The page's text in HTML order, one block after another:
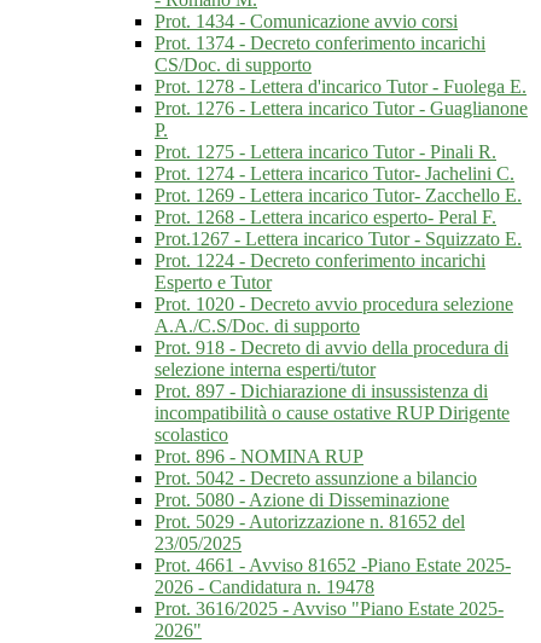
Prot. 1434 - Comunicazione avvio corsi
Prot. 1374 - Decreto conferimento incarichi
CS/Doc. di supporto
Prot. 1278 - Lettera d'incarico Tutor - Fuolega E.
Prot. 1276 - Lettera incarico Tutor - Guaglianone
P.
Prot. 1275 - Lettera incarico Tutor - Pinali R.
Prot. 1274 - Lettera incarico Tutor- Jachelini C.
Prot. 1269 - Lettera incarico Tutor- Zacchello E.
Prot. 1268 - Lettera incarico esperto- Peral F.
Prot.1267 - Lettera incarico Tutor - Squizzato E.
Prot. 1224 - Decreto conferimento incarichi
Esperto e Tutor
Prot. 1020 - Decreto avvio procedura selezione
A.A./C.S/Doc. di supporto
Prot. 918 - Decreto di avvio della procedura di
selezione interna esperti/tutor
Prot. 897 - Dichiarazione di insussistenza di
incompatibilità o cause ostative RUP Dirigente
scolastico
Prot. 896 - NOMINA RUP
Prot. 5042 - Decreto assunzione a bilancio
Prot. 5080 - Azione di Disseminazione
Prot. 5029 - Autorizzazione n. 81652 del
23/05/2025
Prot. 4661 - Avviso 81652 -Piano Estate 2025-
2026 - Candidatura n. 19478
Prot. 3616/2025 - Avviso "Piano Estate 2025-
2026"